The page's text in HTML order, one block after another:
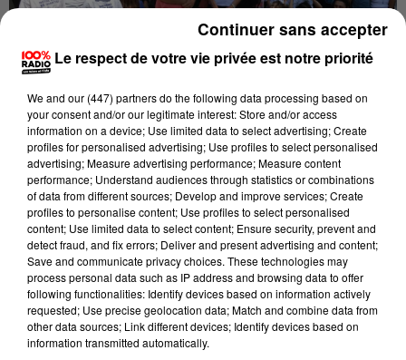
Publié : 14 juin 2018 à 10h17 par Laurent Batigne
Les parents d’élèves de l’école Camille Claudel à Albi
ne désarment pas et ils attaquent la municipalité
d’Albi en justice pour faire annuler la délibération qui
acte la fermeture de l’école en septembre 2019.
Une procédure a été lancée devant le tribunal
administratif de Toulouse.
Le président des parents d’élèves, Julien Ettori,
dénonce l’attitude du Maire d’Albi Stéphanie Guiraud
Chaumeil:
Le respect de votre vie privée est notre priorité
We and our (447) partnersdo the following data processing based on
your consent and/or our legitimate interest: Store and/or access
information on a device; Use limited data to select advertising; Create
profiles for personalised advertising; Use profiles to select personalised
advertising; Measure advertising performance; Measure content
performance; Understand audiences through statistics or combinations
of data from different sources; Develop and improve services; Create
profiles to personalise content; Use profiles to select personalised
content; Use limited data to select content; Ensure security, prevent and
detect fraud, and fix errors; Deliver and present advertising and content;
Save and communicate privacy choices. These technologies may
process personal data such as IP address and browsing data to offer
following functionalities: Identify devices based on information actively
requested; Use precise geolocation data; Match and combine data from
other data sources; Link different devices; Identify devices based on
information transmitted automatically.
Continuer sans accepter